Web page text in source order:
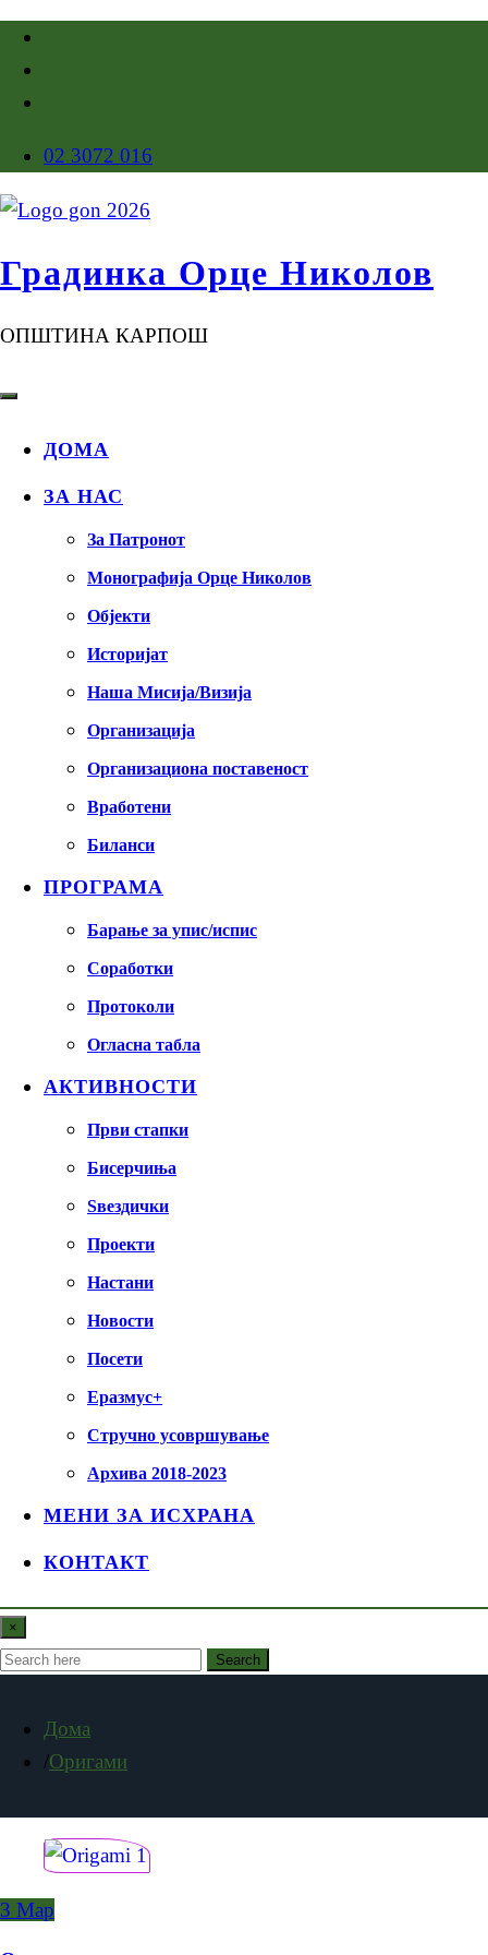
02 3072 016
Градинка Орце Николов
ОПШТИНА КАРПОШ
ДОМА
ЗА НАС
За Патронот
Монографија Орце Николов
Објекти
Историјат
Наша Мисија/Визија
Организација
Организациона поставеност
Вработени
Биланси
ПРОГРАМА
Барање за упис/испис
Соработки
Протоколи
Огласна табла
АКТИВНОСТИ
Први стапки
Бисерчиња
Ѕвездички
Проекти
Настани
Новости
Посети
Еразмус+
Стручно усовршување
Архива 2018-2023
МЕНИ ЗА ИСХРАНА
КОНТАКТ
×
Search
Дома
Оригами
3 Мар